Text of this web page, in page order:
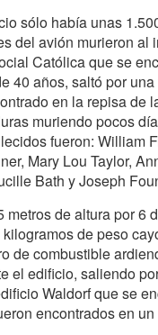
sólo había unas
del avión murieron
Católica que se
40 años, saltó por
en la repisa de
muriendo pocos
fueron: William
Mary Lou Taylor,
Bath y Joseph
de altura por 6
de peso
de combustible
el edificio, saliendo
Waldorf que se
encontrados en